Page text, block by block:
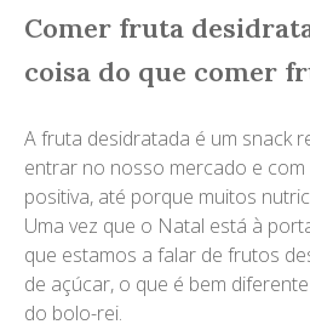
Comer fruta
coisa do que comer
A fruta desidratada é um snack
entrar no nosso mercado e
positiva, até porque muitos
Uma vez que o Natal está à
que estamos a falar de frutos
de açúcar, o que é bem
do bolo-rei.